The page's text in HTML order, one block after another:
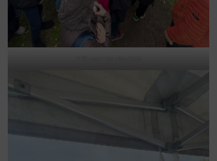
Prêt pour les résultats